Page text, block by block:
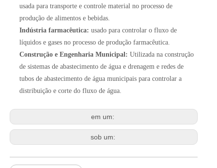
usada para transporte e controle material no processo de
produção de alimentos e bebidas.
Indústria farmacêutica: usado para controlar o fluxo de
líquidos e gases no processo de produção farmacêutica.
Construção e Engenharia Municipal: Utilizada na construção
de sistemas de abastecimento de água e drenagem e redes de
tubos de abastecimento de água municipais para controlar a
distribuição e corte do fluxo de água.
em um:
sob um: